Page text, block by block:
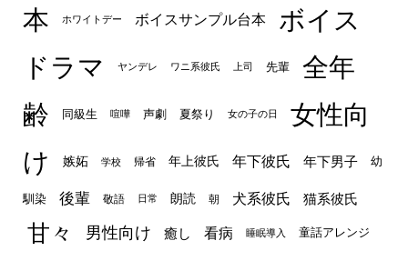
本
ホワイトデー ボイスサンプル台本
ボイス
ドラマ
ヤンデレ ワニ系彼氏 上司 先輩
全年
齢
同級生 喧嘩 声劇 夏祭り 女の子の日
女性向
け
嫉妬 学校 帰省 年上彼氏 年下彼氏 年下男子 幼
馴染 後輩 敬語 日常 朗読 朝 犬系彼氏 猫系彼氏
甘々 男性向け 癒し 看病 睡眠導入 童話アレンジ